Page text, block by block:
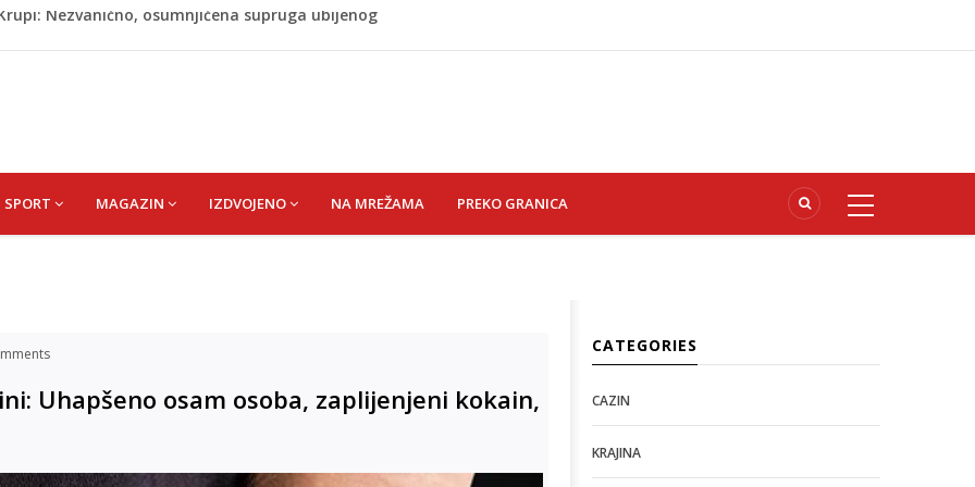
Senija – Sena
obilježavanja godišnjice: "Doživjela sam poniženje
sinu"
Nezvanično, osumnjičena supruga ubijenog
SPORT MAGAZIN IZDVOJENO NA MREŽAMA PREKO GRANICA
Uhapšeno osam osoba, zaplijenjeni kokain,
CATEGORIES
CAZIN
KRAJINA